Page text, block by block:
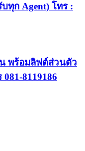
ทุก Agent) โทร :
พร้อมลิฟต์ส่วนตัว
8119186